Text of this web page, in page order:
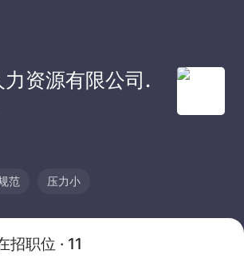
资源有限公司.
范 压力小
招职位 · 11